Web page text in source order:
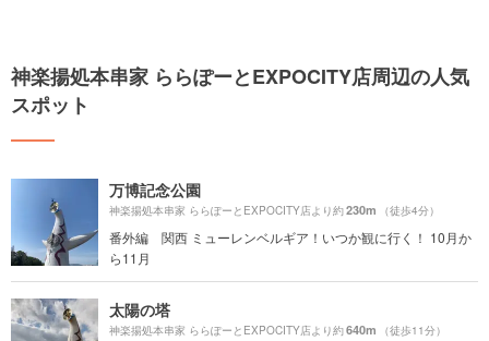
神楽揚処本串家 ららぽーとEXPOCITY店周辺の人気
スポット
万博記念公園
神楽揚処本串家 ららぽーとEXPOCITY店より約230m （徒歩4分）
番外編 関西 ミューレンベルギア！いつか観に行く！ 10月か
ら11月
太陽の塔
神楽揚処本串家 ららぽーとEXPOCITY店より約640m （徒歩11分）